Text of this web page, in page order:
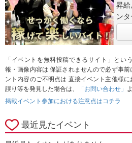
昇給
ンタ
「イベントを無料投稿できるサイト」とい
報・画像内容は 保証されませんので必ず事
ント内容のご不明点は 直接イベント主催様
誤り等を発見した場合は、
「お問い合わせ」
掲載イベント参加における注意点はコチラ
最近見たイベント